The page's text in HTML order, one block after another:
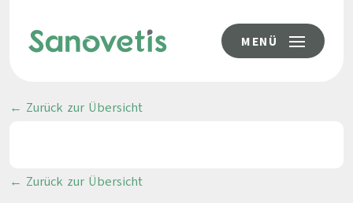
MENÜ
← Zurück zur Übersicht
← Zurück zur Übersicht